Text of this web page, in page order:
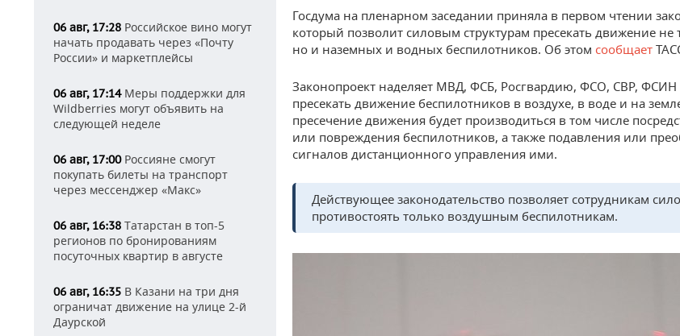
06 авг, 17:28 Российское вино могут
начать продавать через «Почту
России» и маркетплейсы
06 авг, 17:14Меры поддержки для
Wildberries могут объявить на
следующей неделе
06 авг, 17:00Россияне смогут
покупать билеты на транспорт
через мессенджер «Макс»
06 авг, 16:38 Татарстан в топ-5
регионов по бронированиям
посуточных квартир в августе
06 авг, 16:35 В Казани на три дня
ограничат движение на улице 2-й
Даурской
Госдума на пленарном заседании приняла в первом чтении
который позволит силовым структурам пресекать движение
но и наземных и водных беспилотников. Об этом сообщает
Законопроект наделяет МВД, ФСБ, Росгвардию, ФСО, СВР,
пресекать движение беспилотников в воздухе, в воде и на
пресечение движения будет производиться в том числе
или повреждения беспилотников, а также подавления или
сигналов дистанционного управления ими.
Действующее законодательство позволяет сотрудникам
противостоять только воздушным беспилотникам.